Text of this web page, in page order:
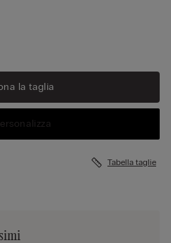
la taglia
Tabella taglie